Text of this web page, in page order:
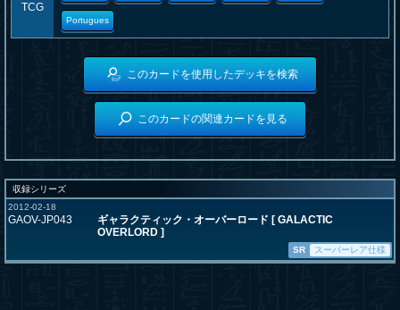
TCG
Portugues
このカードを使用したデッキを検索
このカードの関連カードを見る
収録シリーズ
2012-02-18
GAOV-JP043
ギャラクティック・オーバーロード [ GALACTIC
OVERLORD ]
SR スーパーレア仕様